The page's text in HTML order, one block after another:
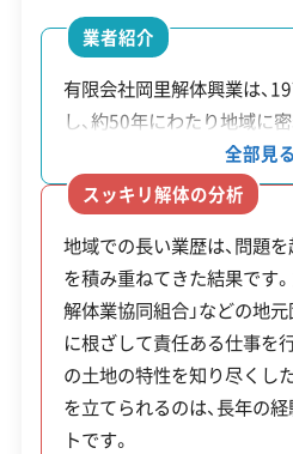
ブロック塀
等撤去促進
助成金
円
（費
1/2）
道
2m
ク塀
の申
【重要】不燃化推進事業
度）の申請受付は、9月5
た。来年度以降の制度に
表を必ずご確認ください
安全対策・リスク管理
工事賠償責任保険 違反歴なし
ISO認証
電子マニフェスト 地
顧客対応・サービス(17)
自社ホームページ 無料見積もり
不動産取引
補助金・助成金申請
建設リサイクル届
近隣挨拶
翌
クレジットカード
解体ローン
業者紹介
有限会社岡里解体興業は、
し、約50年にわたり地域に
す。環境に配慮した「エコ解
分別や適正処理を徹底して
建物解体業協同組合」に加盟
の撤去から住宅、マンショ
します。
全部見る
スッキリ解体の分析
地域での長い業歴は、問題
を積み重ねてきた結果です
解体業協同組合」などの地
に根ざして責任ある仕事を
の土地の特性を知り尽くし
を立てられるのは、長年の
トです。